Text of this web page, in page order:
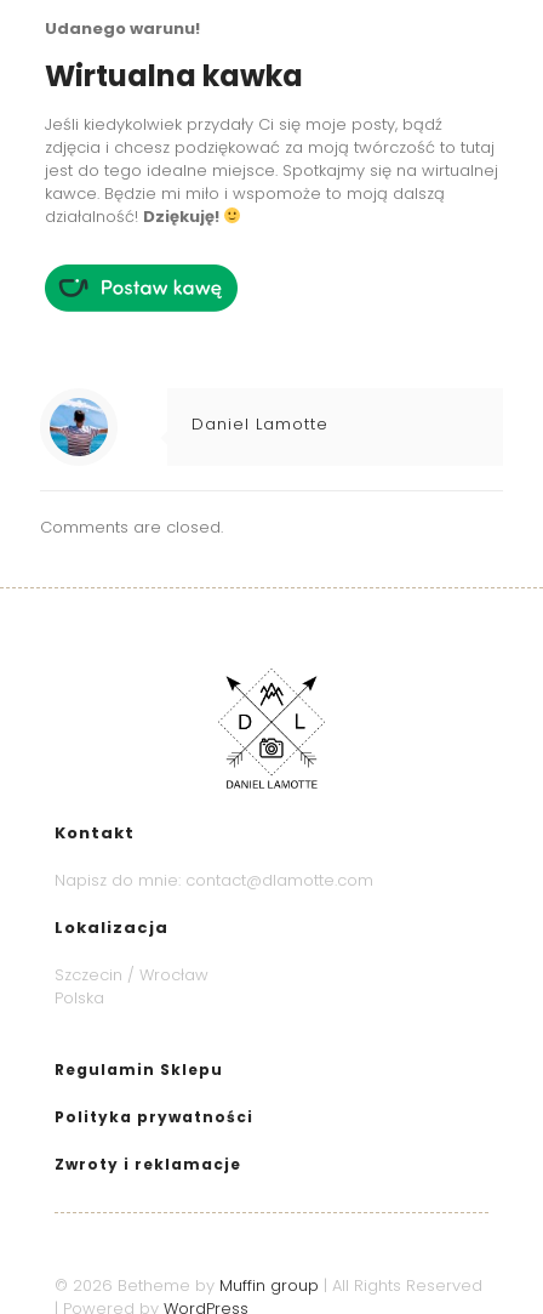
Udanego warunu!
Wirtualna kawka
Jeśli kiedykolwiek przydały Ci się moje posty, bądź
zdjęcia i chcesz podziękować za moją twórczość to tutaj
jest do tego idealne miejsce. Spotkajmy się na wirtualnej
kawce. Będzie mi miło i wspomoże to moją dalszą
działalność! Dziękuję!
Daniel Lamotte
Comments are closed.
Kontakt
Napisz do mnie: contact@dlamotte.com
Lokalizacja
Szczecin / Wrocław
Polska
Regulamin Sklepu
Polityka prywatności
Zwroty i reklamacje
© 2026 Betheme by Muffin group | All Rights Reserved
| Powered by WordPress